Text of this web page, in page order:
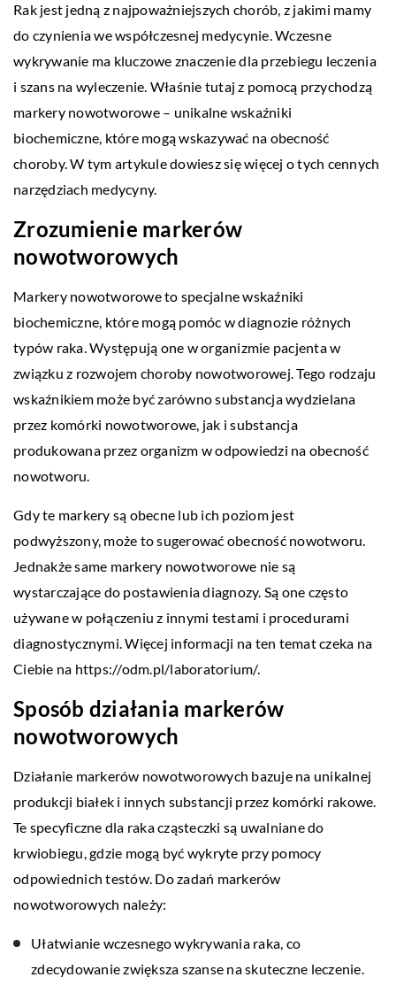
Rak jest jedną z najpoważniejszych chorób, z jakimi mamy
do czynienia we współczesnej medycynie. Wczesne
wykrywanie ma kluczowe znaczenie dla przebiegu leczenia
i szans na wyleczenie. Właśnie tutaj z pomocą przychodzą
markery nowotworowe – unikalne wskaźniki
biochemiczne, które mogą wskazywać na obecność
choroby. W tym artykule dowiesz się więcej o tych cennych
narzędziach medycyny.
Zrozumienie markerów
nowotworowych
Markery nowotworowe to specjalne wskaźniki
biochemiczne, które mogą pomóc w diagnozie różnych
typów raka. Występują one w organizmie pacjenta w
związku z rozwojem choroby nowotworowej. Tego rodzaju
wskaźnikiem może być zarówno substancja wydzielana
przez komórki nowotworowe, jak i substancja
produkowana przez organizm w odpowiedzi na obecność
nowotworu.
Gdy te markery są obecne lub ich poziom jest
podwyższony, może to sugerować obecność nowotworu.
Jednakże same markery nowotworowe nie są
wystarczające do postawienia diagnozy. Są one często
używane w połączeniu z innymi testami i procedurami
diagnostycznymi. Więcej informacji na ten temat czeka na
Ciebie na https://odm.pl/laboratorium/.
Sposób działania markerów
nowotworowych
Działanie markerów nowotworowych bazuje na unikalnej
produkcji białek i innych substancji przez komórki rakowe.
Te specyficzne dla raka cząsteczki są uwalniane do
krwiobiegu, gdzie mogą być wykryte przy pomocy
odpowiednich testów. Do zadań markerów
nowotworowych należy:
Ułatwianie wczesnego wykrywania raka, co
zdecydowanie zwiększa szanse na skuteczne leczenie.